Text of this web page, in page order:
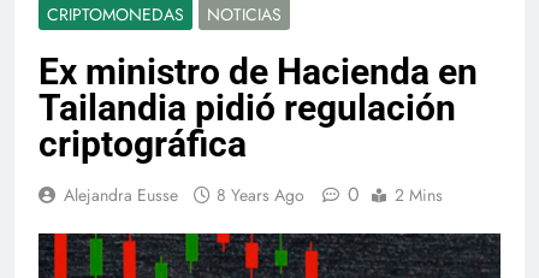
CRIPTOMONEDAS NOTICIAS
Ex ministro de Hacienda en
Tailandia pidió regulación
criptográfica
Alejandra Eusse 8 Years Ago 0 2 Mins